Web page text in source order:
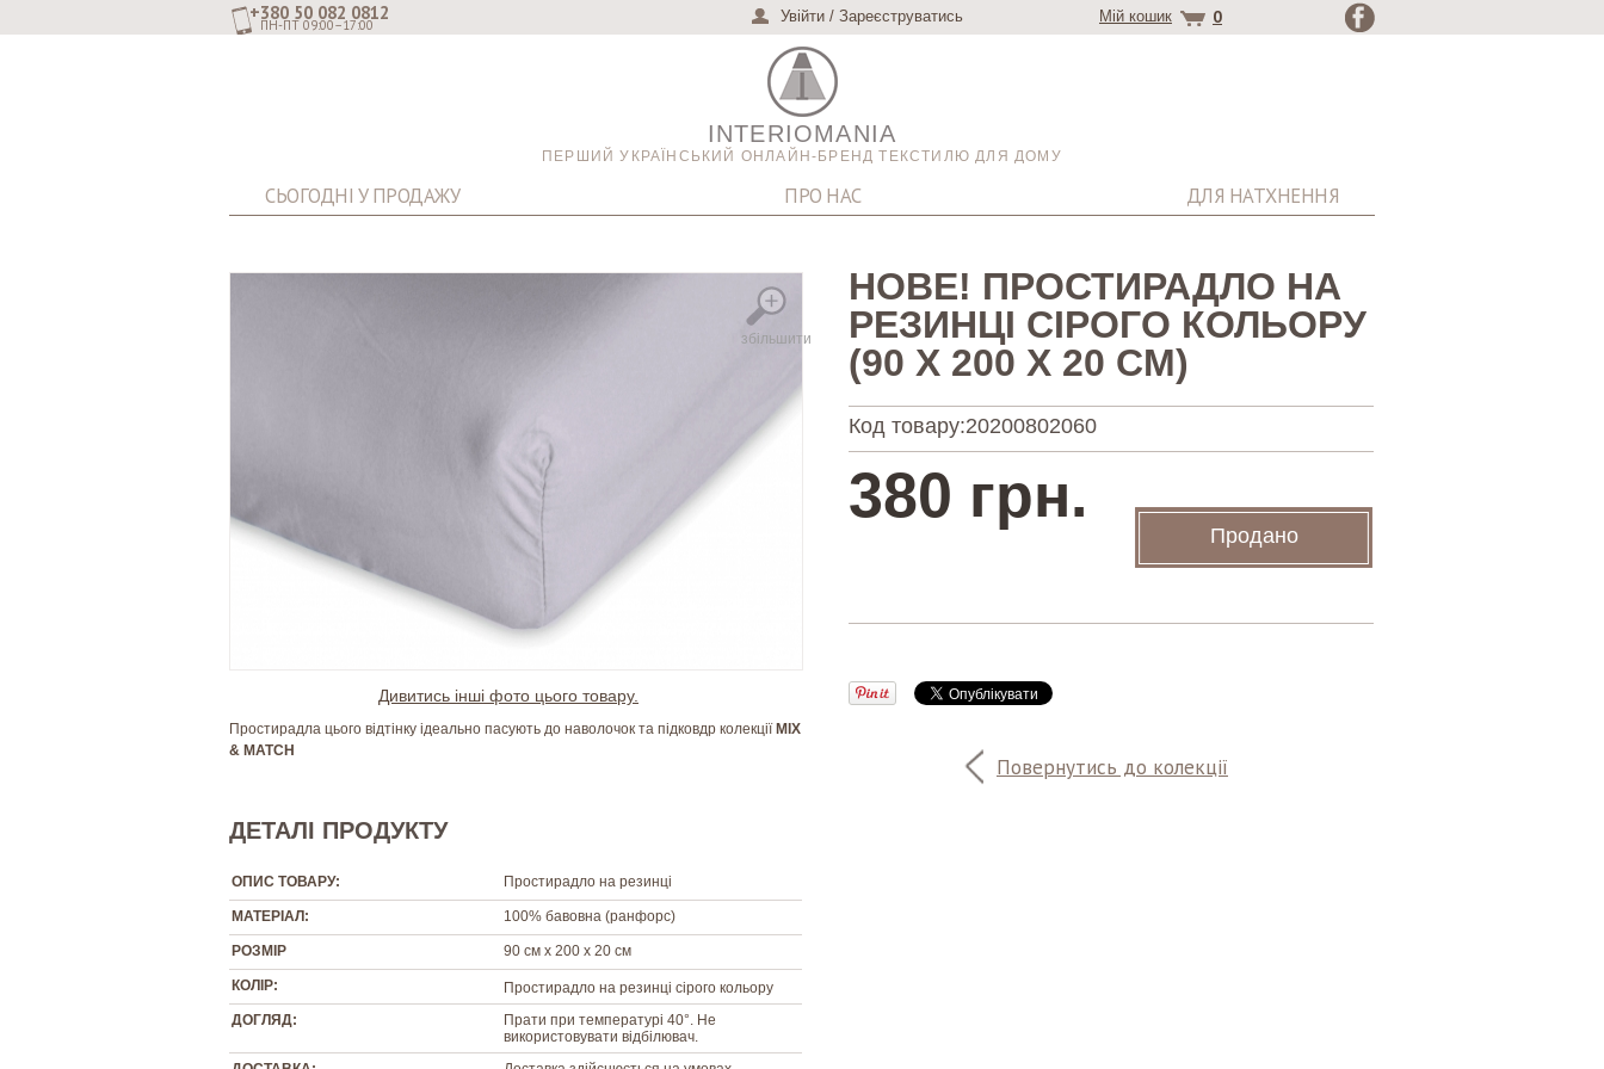
+380 50 082 0812
ПН-ПТ 09:00–17:00 Мій кошик 0
Увійти / Зареєструватись
INTERIOMANIA
ПЕРШИЙ УКРАЇНСЬКИЙ ОНЛАЙН-БРЕНД ТЕКСТИЛЮ ДЛЯ ДОМУ
СЬОГОДНІ У ПРОДАЖУ ПРО НАС ДЛЯ НАТХНЕННЯ
збільшити
НОВЕ! ПРОСТИРАДЛО НА
РЕЗИНЦІ СІРОГО КОЛЬОРУ
(90 Х 200 Х 20 СМ)
Код товару:20200802060
380 грн.
Продано
Повернутись до колекції
Дивитись інші фото цього товару.
Простирадла цього відтінку ідеально пасують до наволочок та підковдр колекції MIX
& MATCH
ДЕТАЛІ ПРОДУКТУ
ОПИС ТОВАРУ: Простирадло на резинці
МАТЕРІАЛ: 100% бавовна (ранфорс)
РОЗМІР 90 см х 200 х 20 см
КОЛІР:
Простирадло на резинці сірого кольору
ДОГЛЯД:
Прати при температурі 40°. Не
використовувати відбілювач.